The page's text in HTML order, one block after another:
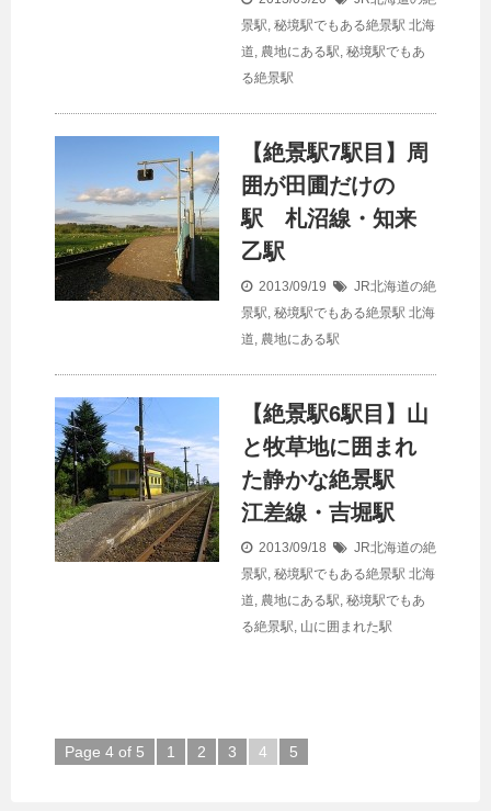
景駅, 秘境駅でもある絶景駅 北海
道, 農地にある駅, 秘境駅でもあ
る絶景駅
【絶景駅7駅目】周
囲が田圃だけの
駅 札沼線・知来
乙駅
2013/09/19
JR北海道の絶
景駅, 秘境駅でもある絶景駅 北海
道, 農地にある駅
【絶景駅6駅目】山
と牧草地に囲まれ
た静かな絶景駅
江差線・吉堀駅
2013/09/18
JR北海道の絶
景駅, 秘境駅でもある絶景駅 北海
道, 農地にある駅, 秘境駅でもあ
る絶景駅, 山に囲まれた駅
Page 4 of 5 1 2 3 4 5